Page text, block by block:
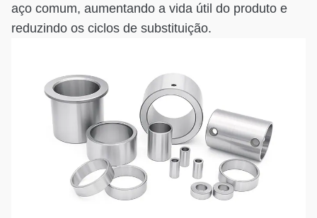
aço comum, aumentando a vida útil do produto e
reduzindo os ciclos de substituição.